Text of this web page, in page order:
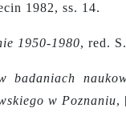
1982, ss. 14.
1950-1980, red.
badaniach
w Poznaniu,